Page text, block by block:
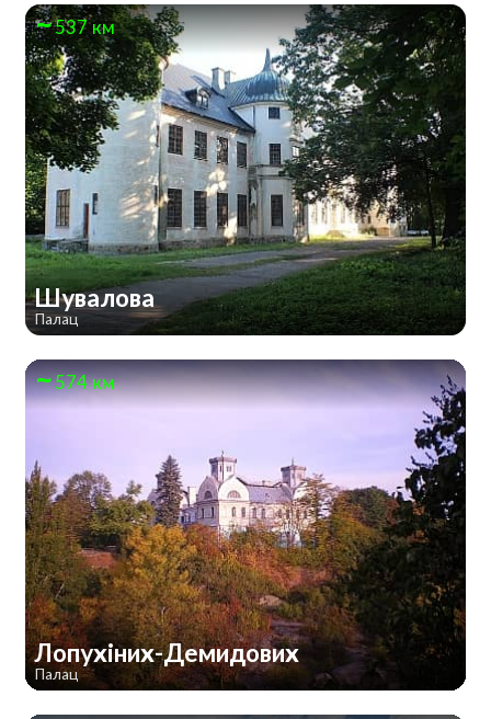
537 км
Шувалова
Палац
574 км
Лопухіних-Демидових
Палац